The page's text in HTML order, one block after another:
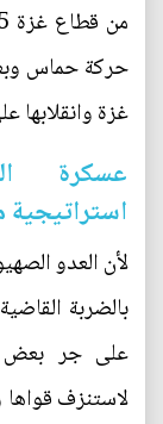
حركة حماس
غزة وانقلابها
عسكرة
لأن العدو
بالضربة
على جر بعض
لاستنزف قواها